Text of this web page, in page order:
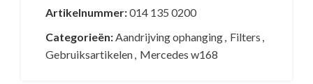
Artikelnummer:014 135 0200
Categorieën:Aandrijving ophanging, Filters ,
Gebruiksartikelen, Mercedes w168